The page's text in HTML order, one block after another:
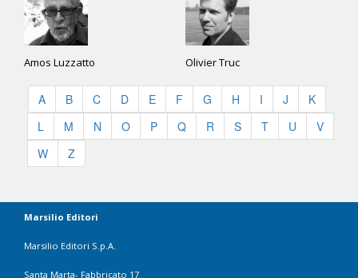
Amos Luzzatto Olivier Truc
A B C D E F G H I J
K
L
M N O P Q R S T U
V
W
Z
Marsilio Editori
Marsilio Editori S.p.A.
Santa Marta- Fabbricato 17